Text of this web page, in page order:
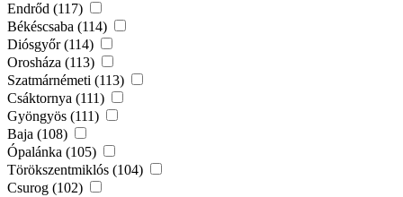
Endrőd (117)
Békéscsaba (114)
Diósgyőr (114)
Orosháza (113)
Szatmárnémeti (113)
Csáktornya (111)
Gyöngyös (111)
Baja (108)
Ópalánka (105)
Törökszentmiklós (104)
Csurog (102)